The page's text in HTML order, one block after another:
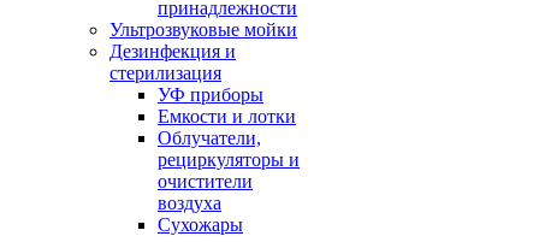
принадлежности
Ультрозвуковые мойки
Дезинфекция и
стерилизация
УФ приборы
Емкости и лотки
Облучатели,
рециркуляторы и
очистители
воздуха
Сухожары